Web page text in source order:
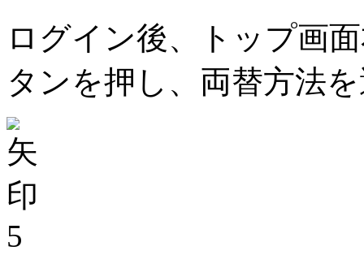
ログイン後、トップ画
タンを押し、両替方法
5